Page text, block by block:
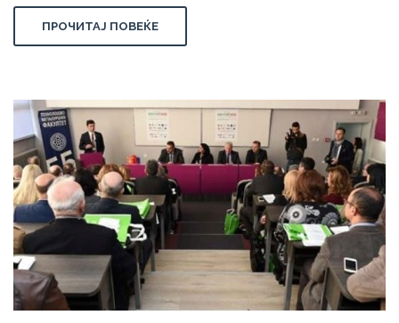
ПРОЧИТАЈ ПОВЕЌЕ